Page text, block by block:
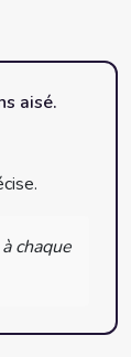
aisé.
chaque